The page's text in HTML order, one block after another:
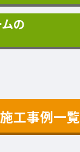
の
工事例一覧